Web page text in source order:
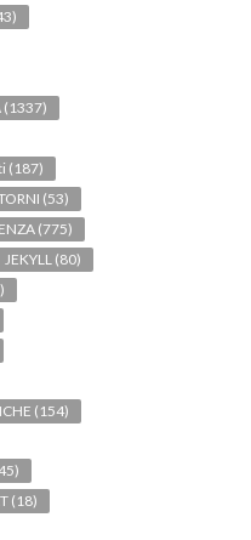
(1337)
(187)
(53)
(775)
JEKYLL (80)
(154)
(18)